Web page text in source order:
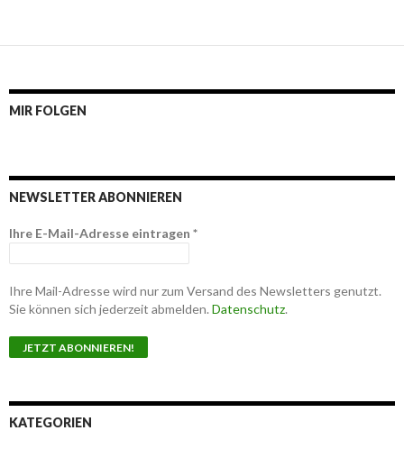
MIR FOLGEN
NEWSLETTER ABONNIEREN
Ihre E-Mail-Adresse eintragen *
Ihre Mail-Adresse wird nur zum Versand des Newsletters genutzt.
Sie können sich jederzeit abmelden. Datenschutz.
KATEGORIEN